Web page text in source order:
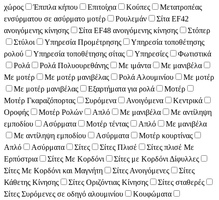
χώρος
Έπιπλα κήπου Επιτοίχια Κούπες
Μετατροπέας
ενσύρματου σε ασύρματο μοτέρ
Ρουλεμάν
Σίτα EF42
ανοιγόμενης κίνησης
Σίτα EF48 ανοιγόμενης κίνησης
Στόπερ
Στύλοι
Υπηρεσία Προμέτρησης
Υπηρεσία τοποθέτησης
ρολού
Υπηρεσία τοποθέτησης σίτας Υπηρεσίες
Φωτιστικά
Ρολά
Ρολά Πολυουρεθάνης Με ιμάντα
Με μανιβέλα
Με μοτέρ
Με μοτέρ μανιβέλας Ρολά Αλουμινίου
Με μοτέρ
Με μοτέρ μανιβέλας
Εξαρτήματα για ρολά
Μοτέρ
Μοτέρ Γκαραζόπορτας
Συρόμενα Ανοιγόμενα
Κεντρικά
Οροφής
Μοτέρ Ρολών Απλό Με μανιβέλα
Με αντίληψη
εμποδίου
Ασύρματα Μοτέρ τέντας Απλό
Με μανιβέλα
Με αντίληψη εμποδίου
Ασύρματα
Μοτέρ κουρτίνας
Απλό
Ασύρματα Σίτες Σίτες Πλισέ
Σίτες πλισέ Με
Ερπύστρια
Σίτες Με Κορδόνι
Σίτες με Κορδόνι Δίφυλλες
Σίτες Με Κορδόνι και Μαγνήτη
Σίτες Ανοιγόμενες
Σίτες
Κάθετης Κίνησης
Σίτες Οριζόντιας Κίνησης
Σίτες σταθερές
Σίτες Συρόμενες σε οδηγό αλουμινίου
Κουφώματα